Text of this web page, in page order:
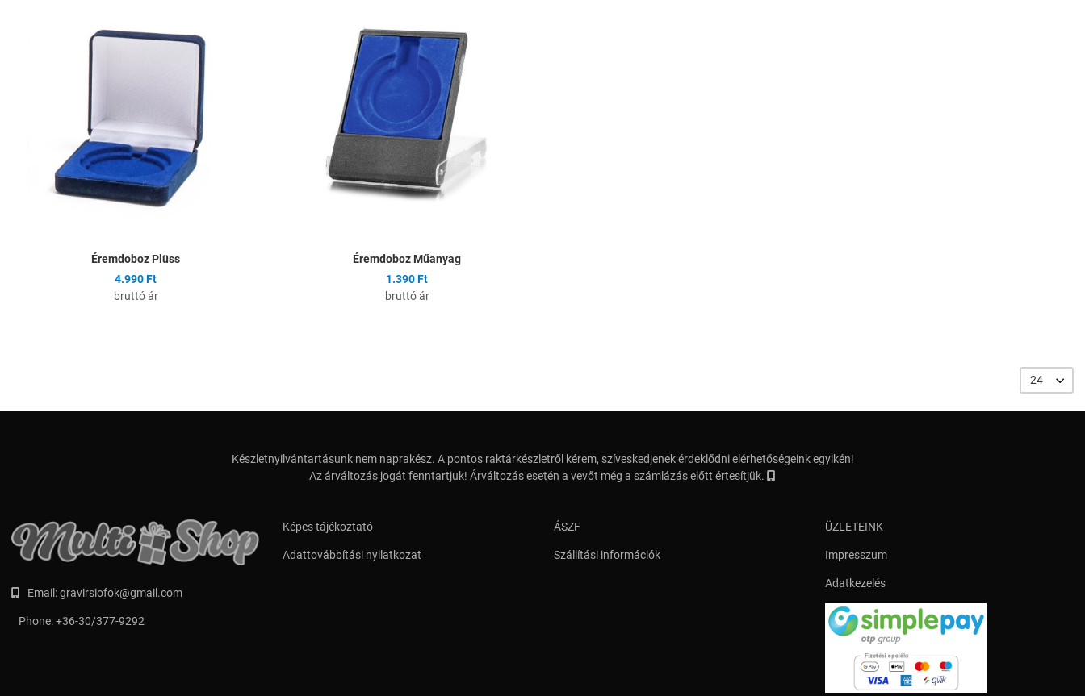
Éremdoboz Plüss
4.990 Ft
bruttó ár
Éremdoboz Műanyag
1.390 Ft
bruttó ár
24
Készletnyilvántartásunk nem naprakész. A pontos raktárkészletről kérem, szíveskedjenek érdeklődni elérhetőségeink egyikén!
Az árváltozás jogát fenntartjuk! Árváltozás esetén a vevőt még a számlázás előtt értesítjük.
Email:gravirsiofok@gmail.com
Phone:+36-30/377-9292
Képes tájékoztató
Adattovábbítási nyilatkozat
ÁSZF
Szállítási információk
ÜZLETEINK
Impresszum
Adatkezelés